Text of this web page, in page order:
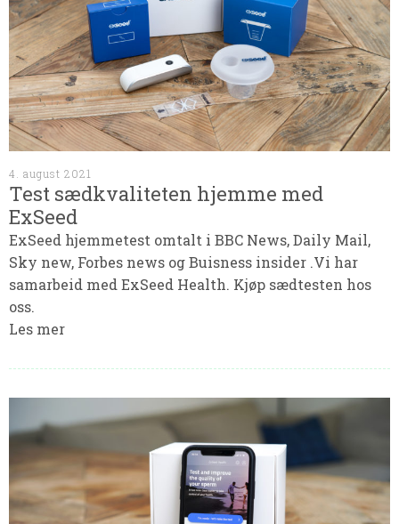
4. august 2021
Test sædkvaliteten hjemme med
ExSeed
ExSeed hjemmetest omtalt i BBC News, Daily Mail,
Sky new, Forbes news og Buisness insider .Vi har
samarbeid med ExSeed Health. Kjøp sædtesten hos
oss.
Les mer